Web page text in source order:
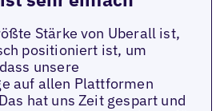
Stärke von Uberall ist,
positioniert ist, um
unsere
auf allen Plattformen
hat uns Zeit gespart und